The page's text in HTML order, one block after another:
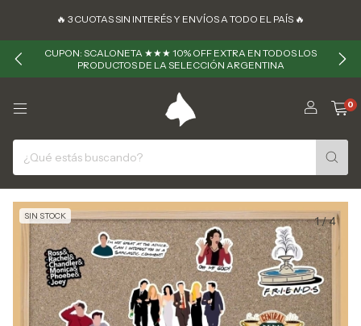
🔥 ㅤㅤ3 CUOTAS SIN INTERÉS Y ENVÍOS A TODO EL PAÍS 🔥
CUPON: SCALONETA ★★★ 10% OFF EXTRA EN TODOS LOS
PRODUCTOS DE LA SELECCIÓN ARGENTINA
0
SIN STOCK 1/4